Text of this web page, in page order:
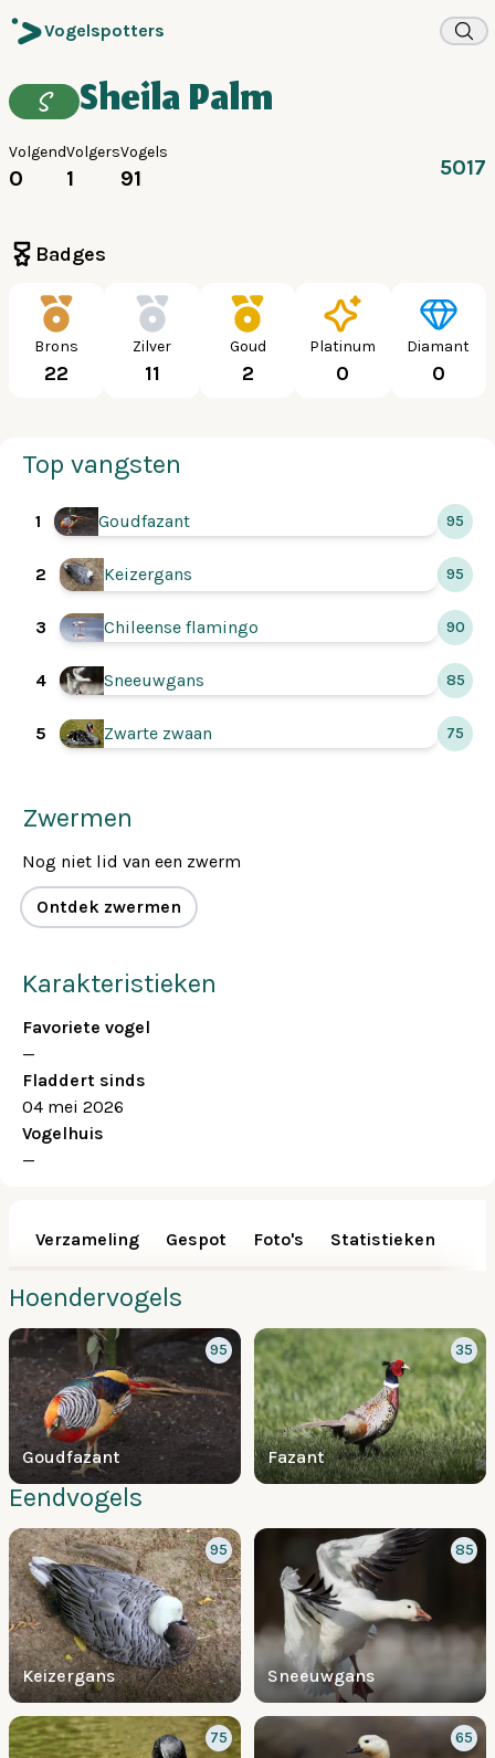
Vogelspotters
S Sheila Palm
Volgend
0
Volgers
1
Vogels
91 5017
Badges
Brons
22
Zilver
11
Goud
2
Platinum
0
Diamant
0
Top vangsten
1 Goudfazant 95
2 Keizergans 95
3 Chileense flamingo 90
4 Sneeuwgans 85
5 Zwarte zwaan 75
Zwermen
Nog niet lid van een zwerm
Ontdek zwermen
Karakteristieken
Favoriete vogel
—
Fladdert sinds
04 mei 2026
Vogelhuis
—
Verzameling Gespot Foto's Statistieken
Hoendervogels
Goudfazant
95
Fazant
35
Eendvogels
Keizergans
95
Sneeuwgans
85
75 65